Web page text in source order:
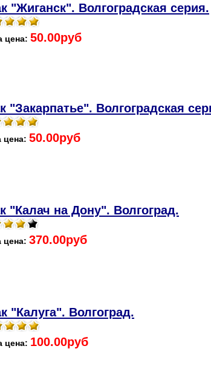
"Жиганск". Волгоградская серия.
цена: 50.00руб
"Закарпатье". Волгоградская
цена: 50.00руб
"Калач на Дону". Волгоград.
цена: 370.00руб
"Калуга". Волгоград.
цена: 100.00руб